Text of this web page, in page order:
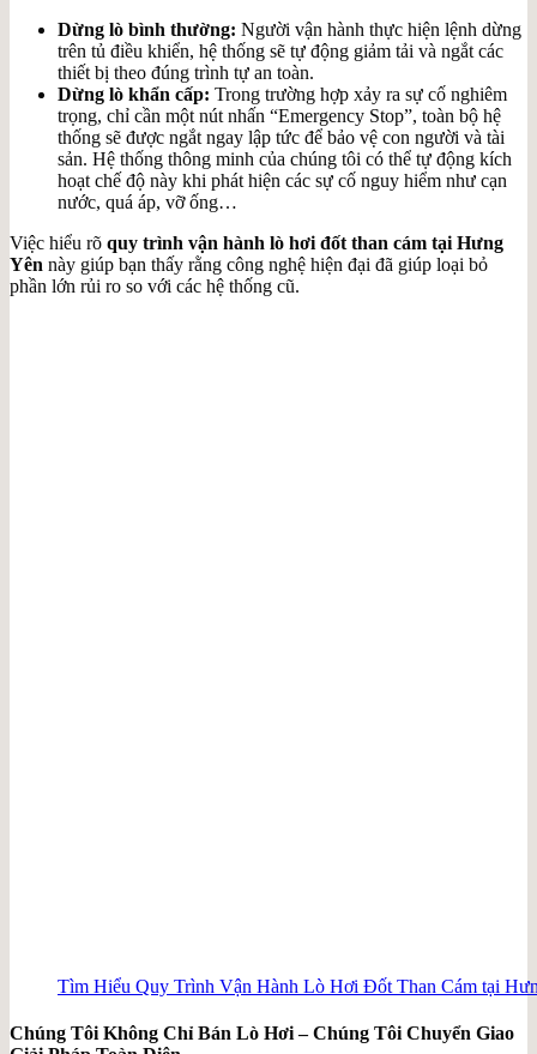
Dừng lò bình thường: Người vận hành thực hiện lệnh dừng
trên tủ điều khiển, hệ thống sẽ tự động giảm tải và ngắt các
thiết bị theo đúng trình tự an toàn.
Dừng lò khẩn cấp: Trong trường hợp xảy ra sự cố nghiêm
trọng, chỉ cần một nút nhấn “Emergency Stop”, toàn bộ hệ
thống sẽ được ngắt ngay lập tức để bảo vệ con người và tài
sản. Hệ thống thông minh của chúng tôi có thể tự động kích
hoạt chế độ này khi phát hiện các sự cố nguy hiểm như cạn
nước, quá áp, vỡ ống…
Việc hiểu rõ quy trình vận hành lò hơi đốt than cám tại Hưng
Yên này giúp bạn thấy rằng công nghệ hiện đại đã giúp loại bỏ
phần lớn rủi ro so với các hệ thống cũ.
Tìm Hiểu Quy Trình Vận Hành Lò Hơi Đốt Than Cám tại
Chúng Tôi Không Chỉ Bán Lò Hơi – Chúng Tôi Chuyển Giao